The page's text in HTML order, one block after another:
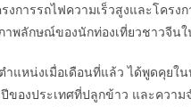
การรถไฟความเร็วสูงและโครง
พลักษณ์ของนักท่องเที่ยวชาวจีน
ำแหน่งเมื่อเดือนที่แล้ว ได้พูดคุย
ของประเทศที่ปลูกข้าว และควา